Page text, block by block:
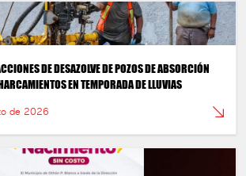
DE DESAZOLVE DE POZOS DE ABSORCIÓN
EN TEMPORADA DE LLUVIAS
de 2026